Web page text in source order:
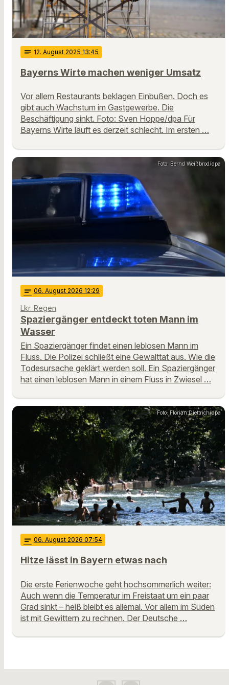
notes 12. August 2025 13:45
Bayerns Wirte machen weniger Umsatz
Vor allem Restaurants beklagen Einbußen. Doch es
gibt auch Wachstum im Gastgewerbe. Die
Beschäftigung sinkt. Foto: Sven Hoppe/dpa Für
Bayerns Wirte läuft es derzeit schlecht. Im ersten …
Foto: Bernd Weißbrod/dpa
notes 06. August 2026 12:29
Lkr. Regen
Spaziergänger entdeckt toten Mann im
Wasser
Ein Spaziergänger findet einen leblosen Mann im
Fluss. Die Polizei schließt eine Gewalttat aus. Wie die
Todesursache geklärt werden soll. Ein Spaziergänger
hat einen leblosen Mann in einem Fluss in Zwiesel …
Foto: Florian Diettrich/dpa
notes 06. August 2026 07:54
Hitze lässt in Bayern etwas nach
Die erste Ferienwoche geht hochsommerlich weiter:
Auch wenn die Temperatur im Freistaat um ein paar
Grad sinkt – heiß bleibt es allemal. Vor allem im Süden
ist mit Gewittern zu rechnen. Der Deutsche …